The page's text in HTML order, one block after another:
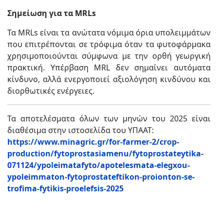
Σημείωση για τα MRLs
Τα MRLs είναι τα ανώτατα νόμιμα όρια υπολειμμάτων
που επιτρέπονται σε τρόφιμα όταν τα φυτοφάρμακα
χρησιμοποιούνται σύμφωνα με την ορθή γεωργική
πρακτική. Υπέρβαση MRL δεν σημαίνει αυτόματα
κίνδυνο, αλλά ενεργοποιεί αξιολόγηση κινδύνου και
διορθωτικές ενέργειες.
Τα αποτελέσματα όλων των μηνών του 2025 είναι
διαθέσιμα στην ιστοσελίδα του ΥΠΑΑΤ:
https://www.minagric.gr/for-farmer-2/crop-
production/fytoprostasiamenu/fytoprostateytika-
071124/ypoleimatafyto/apotelesmata-elegxou-
ypoleimmaton-fytoprostateftikon-proionton-se-
trofima-fytikis-proelefsis-2025